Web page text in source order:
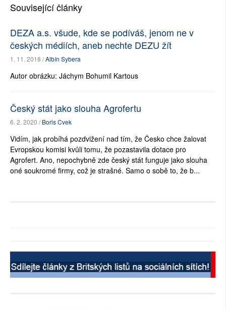
Související články
DEZA a.s. všude, kde se podíváš, jenom ne v
českých médiích, aneb nechte DEZU žít
1. 11. 2018 /Albín Sybera
Autor obrázku: Jáchym Bohumil Kartous
Český stát jako slouha Agrofertu
6. 2. 2020 /Boris Cvek
Vidím, jak probíhá pozdvižení nad tím, že Česko chce žalovat
Evropskou komisi kvůli tomu, že pozastavila dotace pro
Agrofert. Ano, nepochybně zde český stát funguje jako slouha
oné soukromé firmy, což je strašné. Samo o sobě to, že b...